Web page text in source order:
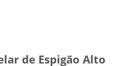
de Espigão Alto